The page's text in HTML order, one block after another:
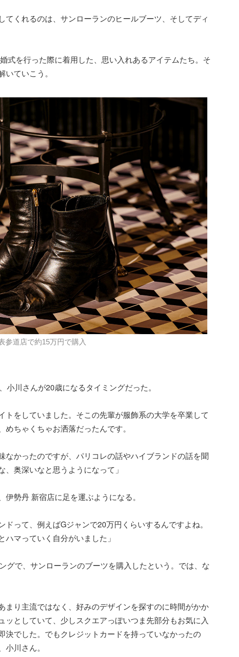
てくれるのは、サンローランのヒールブーツ、そしてディ
式を行った際に着用した、思い入れあるアイテムたち。そ
ていこう。
参道店で約15万円で購入
川さんが20歳になるタイミングだった。
トをしていました。そこの先輩が服飾系の大学を卒業して
ちゃくちゃお洒落だったんです。
なかったのですが、パリコレの話やハイブランドの話を聞
奥深いなと思うようになって」
勢丹 新宿店に足を運ぶようになる。
ドって、例えばGジャンで20万円くらいするんですよね。
マっていく自分がいました」
グで、サンローランのブーツを購入したという。では、な
まり主流ではなく、好みのデザインを探すのに時間がかか
ッとしていて、少しスクエアっぽいつま先部分もお気に入
決でした。でもクレジットカードを持っていなかったの
川さん。